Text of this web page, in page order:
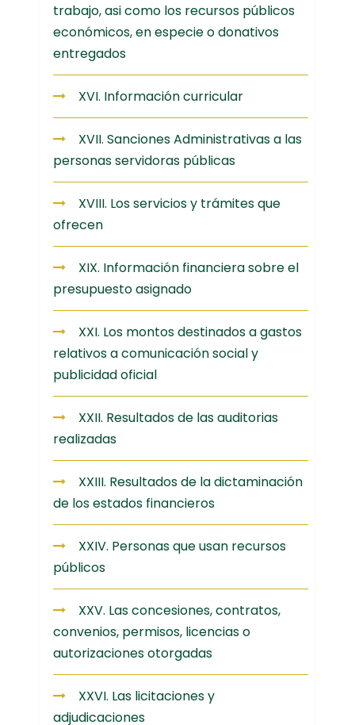
trabajo, asi como los recursos públicos
económicos, en especie o donativos
entregados
XVI. Información curricular
XVII. Sanciones Administrativas a las
personas servidoras públicas
XVIII. Los servicios y trámites que
ofrecen
XIX. Información financiera sobre el
presupuesto asignado
XXI. Los montos destinados a gastos
relativos a comunicación social y
publicidad oficial
XXII. Resultados de las auditorias
realizadas
XXIII. Resultados de la dictaminación
de los estados financieros
XXIV. Personas que usan recursos
públicos
XXV. Las concesiones, contratos,
convenios, permisos, licencias o
autorizaciones otorgadas
XXVI. Las licitaciones y
adjudicaciones